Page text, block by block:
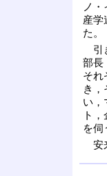
ノ
産学
た。
引
部長
それ
き，
い，
ト
を伺
安